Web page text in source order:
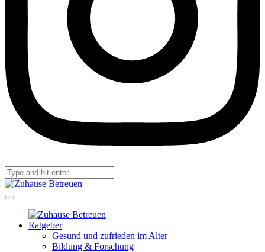
Ratgeber
Gesund und zufrieden im Alter
Bildung & Forschung